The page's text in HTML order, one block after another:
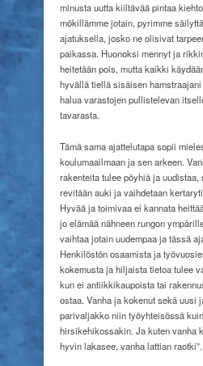
minusta uutta kiiltävää pintaa
mökillämme jotain, pyrimme
ajatuksella, josko ne olisivat
paikassa. Huonoksi mennyt ja
heitetään pois, mutta kaikki
hyvällä tiellä sisäisen
halua varastojen pullistelevan
tavarasta.
Tämä sama ajattelutapa sopii
koulumaailmaan ja sen arkeen.
rakenteita tulee pöyhiä ja
revitään auki ja vaihdetaan
Hyvää ja toimivaa ei kannata
jo elämää nähneen rungon
vaihtaa jotain uudempaa ja tässä
Henkilöstön osaamista ja
kokemusta ja hiljaista tietoa tulee
kun ei antiikkikaupoista tai
ostaa. Vanha ja kokenut sekä uusi
parivaljakko niin työyhteisössä
hirsikehikossakin. Ja kuten vanha
hyvin lakasee, vanha lattian raotki”.